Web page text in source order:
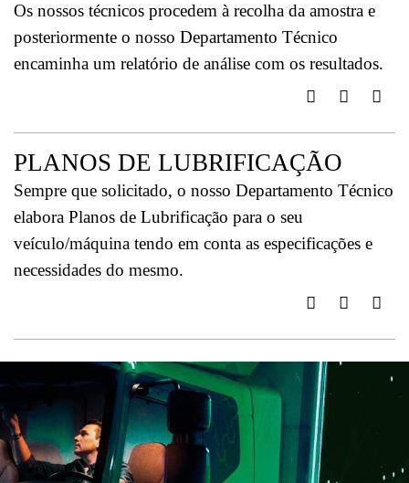
Os nossos técnicos procedem à recolha da amostra e
posteriormente o nosso Departamento Técnico
encaminha um relatório de análise com os resultados.
PLANOS DE LUBRIFICAÇÃO
Sempre que solicitado, o nosso Departamento Técnico
elabora Planos de Lubrificação para o seu
veículo/máquina tendo em conta as especificações e
necessidades do mesmo.